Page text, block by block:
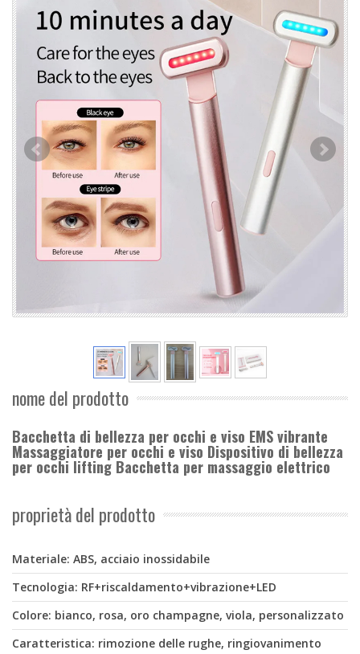
nome del prodotto
Bacchetta di bellezza per occhi e viso EMS vibrante
Massaggiatore per occhi e viso Dispositivo di bellezza
per occhi lifting Bacchetta per massaggio elettrico
proprietà del prodotto
Materiale: ABS, acciaio inossidabile
Tecnologia: RF+riscaldamento+vibrazione+LED
Colore: bianco, rosa, oro champagne, viola, personalizzato
Caratteristica: rimozione delle rughe, ringiovanimento